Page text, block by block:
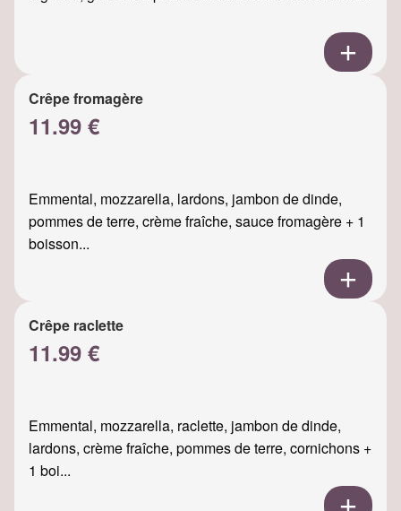
Crêpe fromagère
11.99 €
Emmental, mozzarella, lardons, jambon de dinde,
pommes de terre, crème fraîche, sauce fromagère + 1
boisson...
Crêpe raclette
11.99 €
Emmental, mozzarella, raclette, jambon de dinde,
lardons, crème fraîche, pommes de terre, cornichons +
1 boi...